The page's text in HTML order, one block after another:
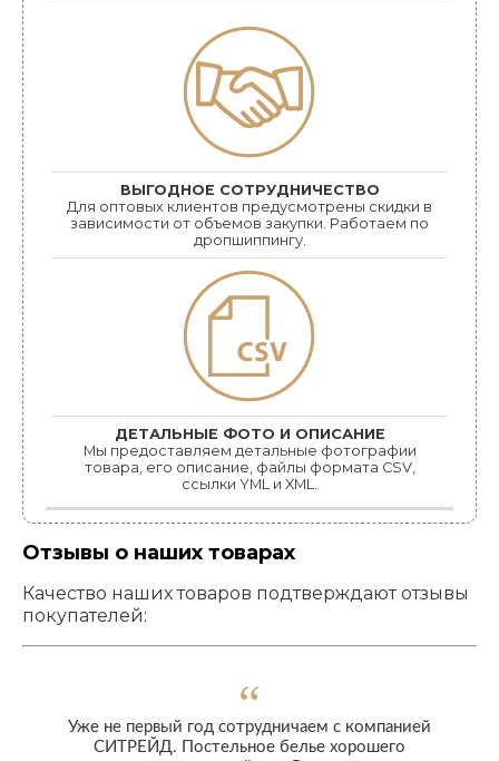
ВЫГОДНОЕ СОТРУДНИЧЕСТВО
Для оптовых клиентов предусмотрены скидки в
зависимости от объемов закупки. Работаем по
дропшиппингу.
ДЕТАЛЬНЫЕ ФОТО И ОПИСАНИЕ
Мы предоставляем детальные фотографии
товара, его описание, файлы формата CSV,
ссылки YML и XML.
Отзывы о наших товарах
Качество наших товаров подтверждают отзывы
покупателей:
Уже не первый год сотрудничаем с компанией
СИТРЕЙД. Постельное белье хорошего